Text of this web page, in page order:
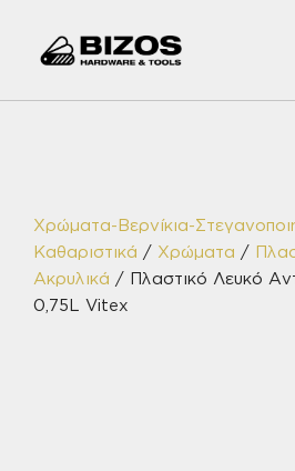
Χρώματα-Βερνίκια-
Καθαριστικά / Χρώματα /
Ακρυλικά / Πλαστικό Λευκό
0,75L Vitex